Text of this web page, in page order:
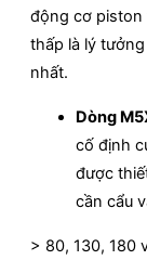
động cơ piston
thấp là lý
nhất.
Dòng
cố định
được
cần cẩu
> 80, 130, 180